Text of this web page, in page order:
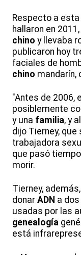
Respecto a esta
hallaron en
chino y llevaba
publicaron hoy
faciales de
chino mandarín,
"Antes de 2006,
posiblemente
y una familia, y
dijo Tierney,
trabajadora
que pasó
morir.
Tierney,
donar ADN a
usadas por las
genealogía
está